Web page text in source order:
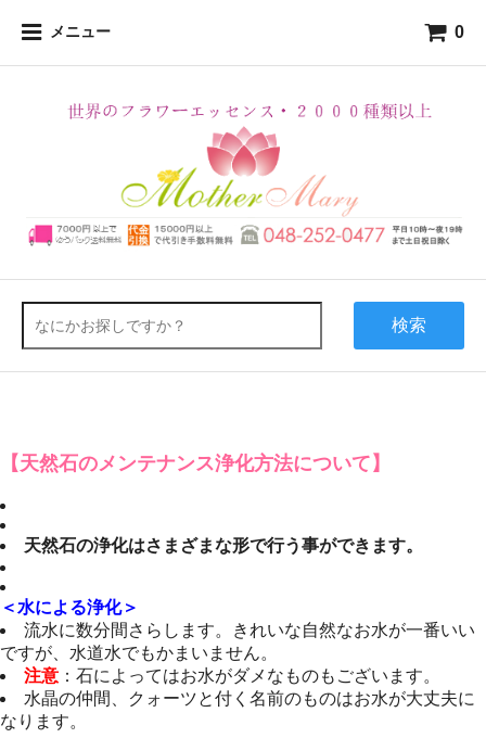
メニュー 0
検索
【天然石のメンテナンス浄化方法について】
天然石の浄化はさまざまな形で行う事ができます。
＜水による浄化＞
流水に数分間さらします。きれいな自然なお水が一番いい
ですが、水道水でもかまいません。
注意 ：石によってはお水がダメなものもございます。
水晶の仲間、クォーツと付く名前のものはお水が大丈夫に
なります。